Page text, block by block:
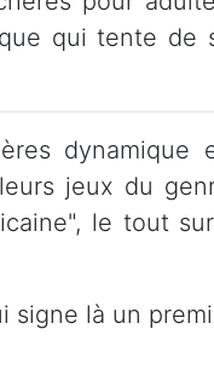
qui tente de
jeux du
le tout
signe là un